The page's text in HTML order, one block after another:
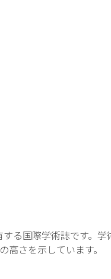
る国際学術誌です。学
さを示しています。